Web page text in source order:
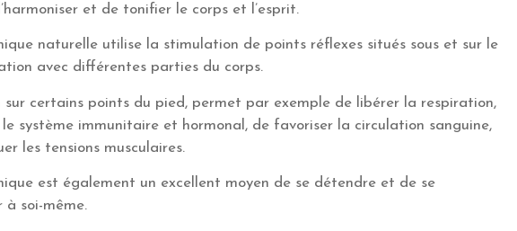
et de tonifier le corps et l’esprit.
naturelle utilise la stimulation de points réflexes situés sous et sur le
avec différentes parties du corps.
sur certains points du pied, permet par exemple de libérer la respiration,
système immunitaire et hormonal, de favoriser la circulation sanguine,
les tensions musculaires.
est également un excellent moyen de se détendre et de se
à soi-même.